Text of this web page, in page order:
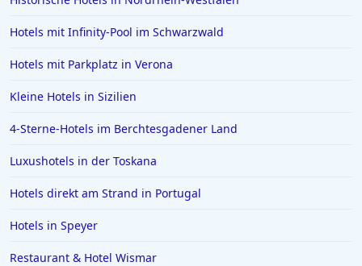
Hotels in Reichenau
Hotels auf Skiathos
Hotels in Celle
Hotels in Giesen
Hotels in Beverly Hills
Hotels in Donauwörth
Hotels mit Infinity-Pool im Schwarzwald
Hotels mit Parkplatz in Verona
Kleine Hotels in Sizilien
4-Sterne-Hotels im Berchtesgadener Land
Luxushotels in der Toskana
Hotels direkt am Strand in Portugal
Hotels in Speyer
Restaurant & Hotel Wismar